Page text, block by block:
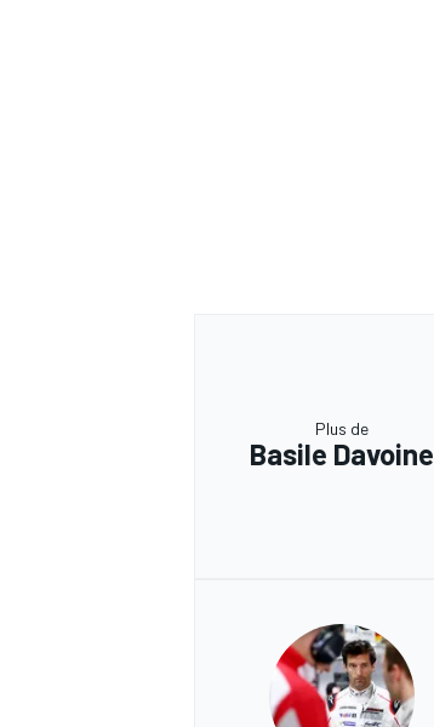
Plus de
Basile Davoine